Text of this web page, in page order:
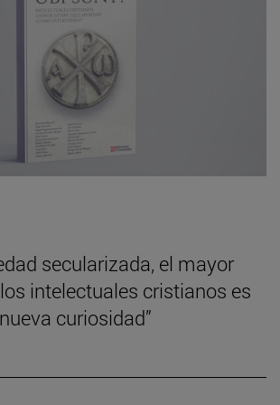
secularizada, el mayor
intelectuales cristianos es
curiosidad”